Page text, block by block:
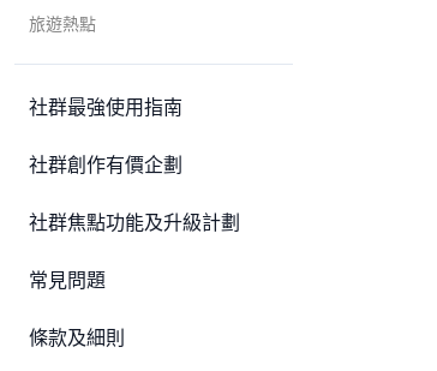
旅遊熱點
社群最強使用指南
社群創作有價企劃
社群焦點功能及升級計劃
常見問題
條款及細則